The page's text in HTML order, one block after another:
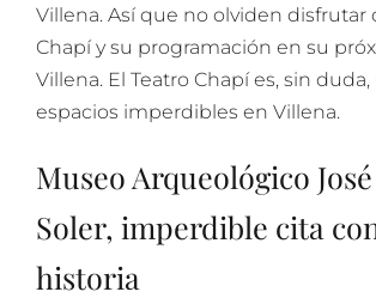
Villena. Así que no olviden disfrutar
Chapí y su programación en su
Villena. El Teatro Chapí es, sin
espacios imperdibles en Villena.
Museo Arqueológico
Soler, imperdible cita
historia